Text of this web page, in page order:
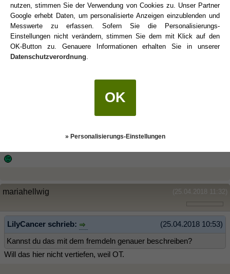
blossom
Hat Ex und die Große auch.... Der ist lustig, oder?!
"Wieder nach Hause...is mir alles zuviel hier"
(25.04.2018 11:32)
mariahellwig
(25.04.2018 10:53)
LilyCancer schrieb:
Kannst du das mit dem fremdeln genauer beschreiben?
Will das hier nicht vertiefen, weil OT.
nutzen, stimmen Sie der Verwendung von Cookies zu. Unser Partner
Google erhebt Daten, um personalisierte Anzeigen einzublenden und
Messwerte zu erfassen. Sofern Sie die Personalisierungs-
Einstellungen nicht verändern, stimmen Sie dem mit Klick auf den
OK-Button zu. Genauere Informationen erhalten Sie in unserer
Datenschutzverordnung.
OK
» Personalisierungs-Einstellungen